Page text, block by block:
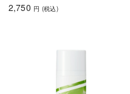
2,750 円 (税込)